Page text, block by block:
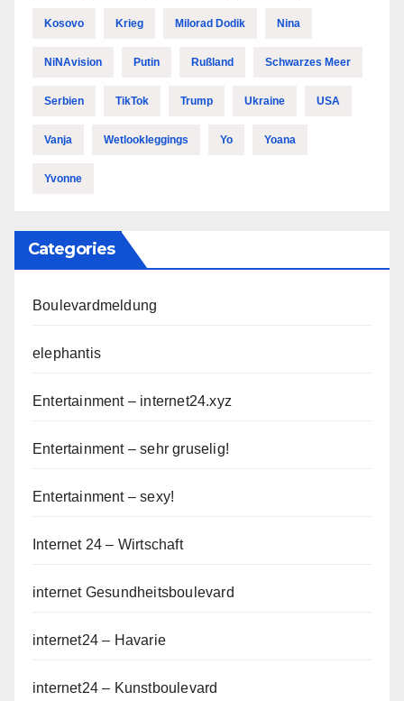
Kosovo Krieg Milorad Dodik Nina
NiNAvision Putin Rußland Schwarzes Meer
Serbien TikTok Trump Ukraine USA
Vanja Wetlookleggings Yo Yoana
Yvonne
Categories
Boulevardmeldung
elephantis
Entertainment – internet24.xyz
Entertainment – sehr gruselig!
Entertainment – sexy!
Internet 24 – Wirtschaft
internet Gesundheitsboulevard
internet24 – Havarie
internet24 – Kunstboulevard